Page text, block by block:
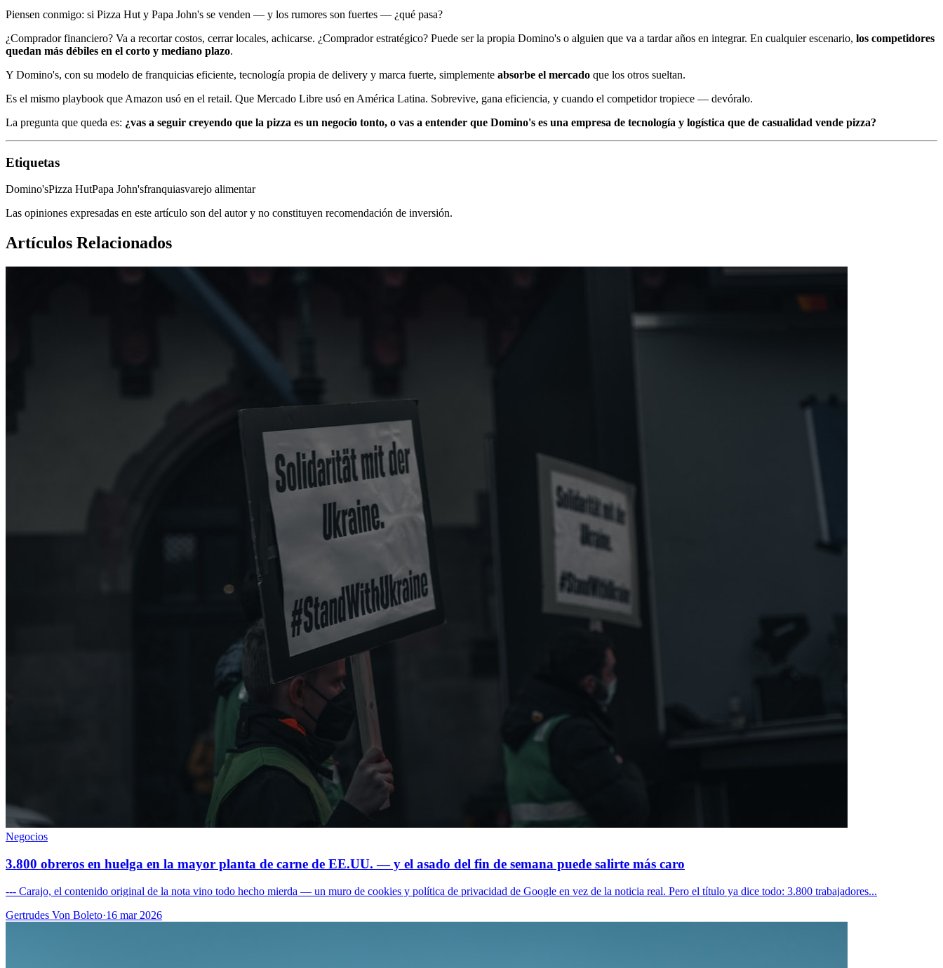
Piensen conmigo: si Pizza Hut y Papa John's se venden — y los rumores son fuertes — ¿qué pasa?
¿Comprador financiero? Va a recortar costos, cerrar locales, achicarse. ¿Comprador estratégico? Puede ser la propia Domino's o alguien que va a tardar años en integrar. En cualquier escenario, los competidores
quedan más débiles en el corto y mediano plazo.
Y Domino's, con su modelo de franquicias eficiente, tecnología propia de delivery y marca fuerte, simplemente absorbe el mercado que los otros sueltan.
Es el mismo playbook que Amazon usó en el retail. Que Mercado Libre usó en América Latina. Sobrevive, gana eficiencia, y cuando el competidor tropiece — devóralo.
La pregunta que queda es: ¿vas a seguir creyendo que la pizza es un negocio tonto, o vas a entender que Domino's es una empresa de tecnología y logística que de casualidad vende pizza?
Etiquetas
Domino'sPizza HutPapa John'sfranquiasvarejo alimentar
Las opiniones expresadas en este artículo son del autor y no constituyen recomendación de inversión.
Artículos Relacionados
Negocios
3.800 obreros en huelga en la mayor planta de carne de EE.UU. — y el asado del fin de semana puede salirte más caro
--- Carajo, el contenido original de la nota vino todo hecho mierda — un muro de cookies y política de privacidad de Google en vez de la noticia real. Pero el título ya dice todo: 3.800 trabajadores...
Gertrudes Von Boleto·16 mar 2026